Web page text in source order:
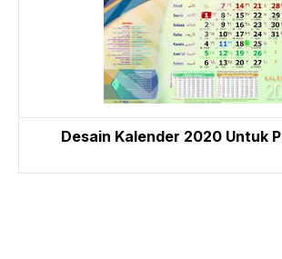
Desain Kalender 2020 Untuk